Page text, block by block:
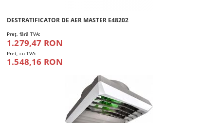
DESTRATIFICATOR DE AER MASTER E48202
Preţ, fără TVA:
1.279,47 RON
Pret, cu TVA:
1.548,16 RON